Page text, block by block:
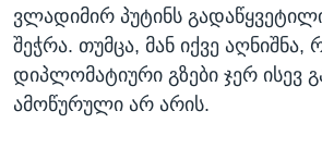
ვლადიმირ პუტინს
შეჭრა. თუმცა, მან იქვე აღნიშნა,
დიპლომატიური გზები ჯერ ისევ
ამოწურული არ არის.